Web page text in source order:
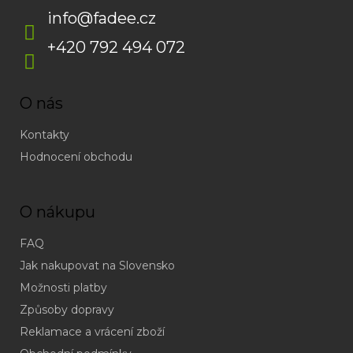
info@fadee.cz
+420 792 494 072
O nás
Kontakty
Hodnocení obchodu
O nákupu
FAQ
Jak nakupovat na Slovensko
Možnosti platby
Způsoby dopravy
Reklamace a vrácení zboží